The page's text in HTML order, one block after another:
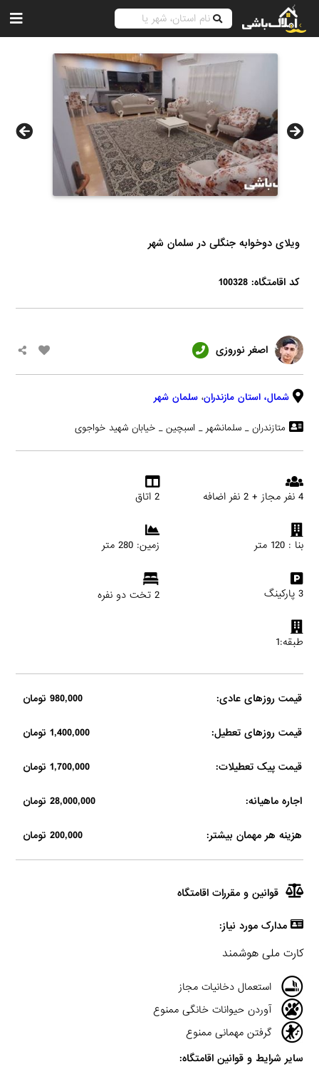
ویلای دوخوابه جنگلی در سلمان شهر
کد اقامتگاه: 100328
اصغر نوروزی
شمال، استان مازندران، سلمان شهر
متازندران _ سلمانشهر _ اسبچین _ خیابان شهید خواجوی
4 نفر مجاز + 2 نفر اضافه 2 اتاق
بنا : 120 متر زمین: 280 متر
3 پارکینگ 2 تخت دو نفره
طبقه:1
قیمت روزهای عادی: 980,000 تومان
قیمت روزهای تعطیل: 1,400,000 تومان
قیمت پیک تعطیلات: 1,700,000 تومان
اجاره ماهیانه: 28,000,000 تومان
هزینه هر مهمان بیشتر: 200,000 تومان
قوانین و مقررات اقامتگاه
مدارک مورد نیاز:
کارت ملی هوشمند
استعمال دخانیات مجاز
آوردن حیوانات خانگی ممنوع
گرفتن مهمانی ممنوع
سایر شرایط و قوانین اقامتگاه: